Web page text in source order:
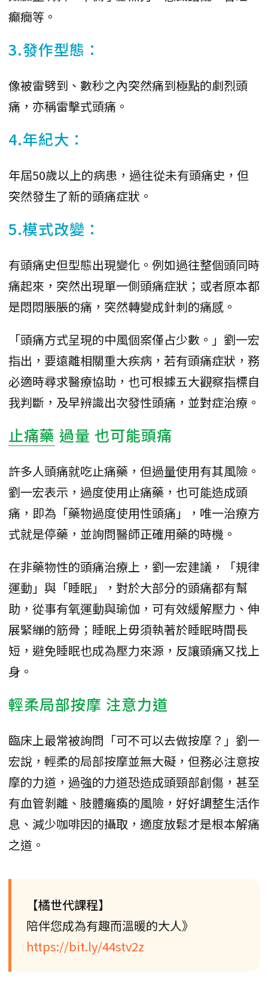
癲癇等。
3.發作型態：
像被雷劈到、數秒之內突然痛到極點的劇烈頭
痛，亦稱雷擊式頭痛。
4.年紀大：
年屆50歲以上的病患，過往從未有頭痛史，但
突然發生了新的頭痛症狀。
5.模式改變：
有頭痛史但型態出現變化。例如過往整個頭同時
痛起來，突然出現單一側頭痛症狀；或者原本都
是悶悶脹脹的痛，突然轉變成針刺的痛感。
「頭痛方式呈現的中風個案僅占少數。」劉一宏
指出，要遠離相關重大疾病，若有頭痛症狀，務
必適時尋求醫療協助，也可根據五大觀察指標自
我判斷，及早辨識出次發性頭痛，並對症治療。
止痛藥 過量 也可能頭痛
許多人頭痛就吃止痛藥，但過量使用有其風險。
劉一宏表示，過度使用止痛藥，也可能造成頭
痛，即為「藥物過度使用性頭痛」，唯一治療方
式就是停藥，並詢問醫師正確用藥的時機。
在非藥物性的頭痛治療上，劉一宏建議，「規律
運動」與「睡眠」，對於大部分的頭痛都有幫
助，從事有氧運動與瑜伽，可有效緩解壓力、伸
展緊繃的筋骨；睡眠上毋須執著於睡眠時間長
短，避免睡眠也成為壓力來源，反讓頭痛又找上
身。
輕柔局部按摩 注意力道
臨床上最常被詢問「可不可以去做按摩？」劉一
宏說，輕柔的局部按摩並無大礙，但務必注意按
摩的力道，過強的力道恐造成頭頸部創傷，甚至
有血管剝離、肢體癱瘓的風險，好好調整生活作
息、減少咖啡因的攝取，適度放鬆才是根本解痛
之道。
【橘世代課程】
陪伴您成為有趣而溫暖的大人》
https://bit.ly/44stv2z